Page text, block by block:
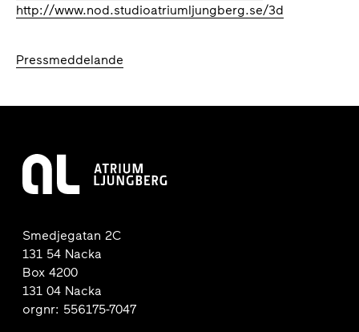
http://www.nod.studioatriumljungberg.se/3d
Pressmeddelande
Smedjegatan 2C
131 54 Nacka
Box 4200
131 04 Nacka
orgnr: 556175-7047